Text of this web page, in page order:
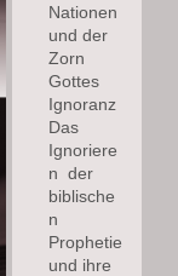
Nationen
und der
Zorn
Gottes
Ignoranz
Das
Ignoriere
n der
biblische
n
Prophetie
und ihre